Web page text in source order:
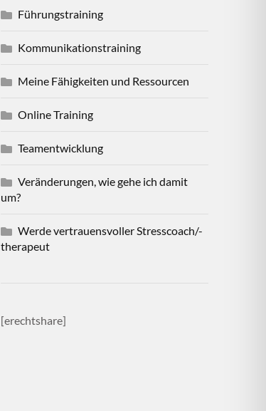
Führungstraining
Kommunikationstraining
Meine Fähigkeiten und Ressourcen
Online Training
Teamentwicklung
Veränderungen, wie gehe ich damit
um?
Werde vertrauensvoller Stresscoach/-
therapeut
[erechtshare]